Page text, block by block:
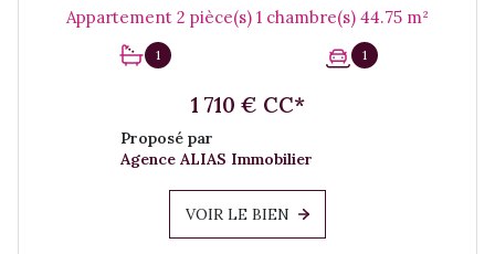
Appartement 2 pièce(s) 1 chambre(s) 44.75 m²
1 1
1 710 € CC*
Proposé par
Agence ALIAS Immobilier
VOIR LE BIEN